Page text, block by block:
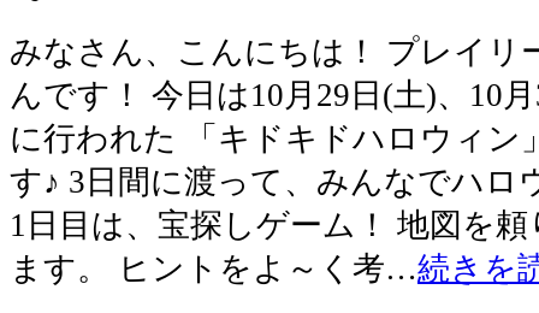
みなさん、こんにちは！ プレイリ
んです！ 今日は10月29日(土)、10
に行われた 「キドキドハロウィン
す♪ 3日間に渡って、みんなでハロ
1日目は、宝探しゲーム！ 地図を
ます。 ヒントをよ～く考…続きを